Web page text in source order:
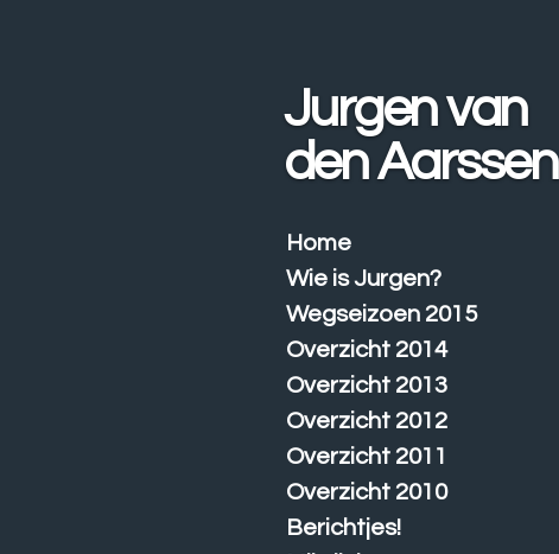
Jurgen van
den Aarssen
Home
Wie is Jurgen?
Wegseizoen 2015
Overzicht 2014
Overzicht 2013
Overzicht 2012
Overzicht 2011
Overzicht 2010
Berichtjes!